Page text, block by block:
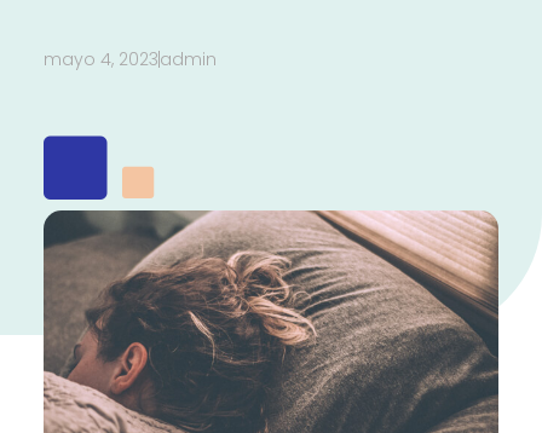
mayo 4, 2023admin